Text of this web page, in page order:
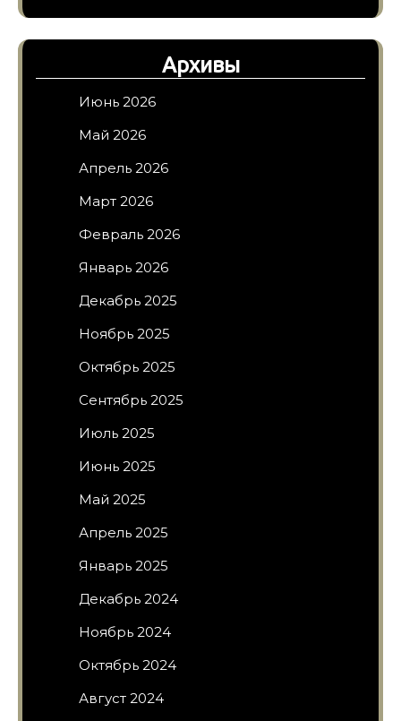
Архивы
Июнь 2026
Май 2026
Апрель 2026
Март 2026
Февраль 2026
Январь 2026
Декабрь 2025
Ноябрь 2025
Октябрь 2025
Сентябрь 2025
Июль 2025
Июнь 2025
Май 2025
Апрель 2025
Январь 2025
Декабрь 2024
Ноябрь 2024
Октябрь 2024
Август 2024